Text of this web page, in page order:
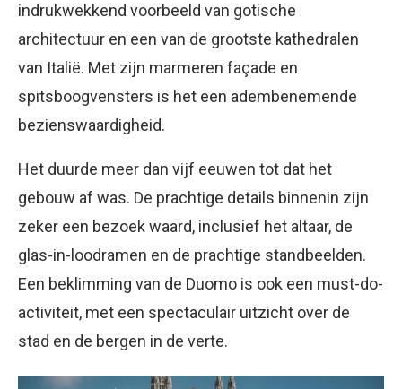
indrukwekkend voorbeeld van gotische
architectuur en een van de grootste kathedralen
van Italië. Met zijn marmeren façade en
spitsboogvensters is het een adembenemende
bezienswaardigheid.
Het duurde meer dan vijf eeuwen tot dat het
gebouw af was. De prachtige details binnenin zijn
zeker een bezoek waard, inclusief het altaar, de
glas-in-loodramen en de prachtige standbeelden.
Een beklimming van de Duomo is ook een must-do-
activiteit, met een spectaculair uitzicht over de
stad en de bergen in de verte.